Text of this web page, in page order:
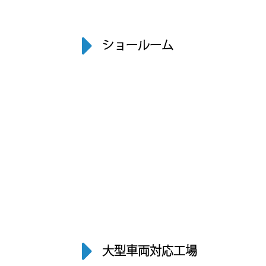
ショールーム
大型車両対応工場